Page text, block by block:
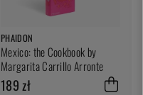
PHAIDON
Mexico: the Cookbook by
Margarita Carrillo Arronte
189 zł